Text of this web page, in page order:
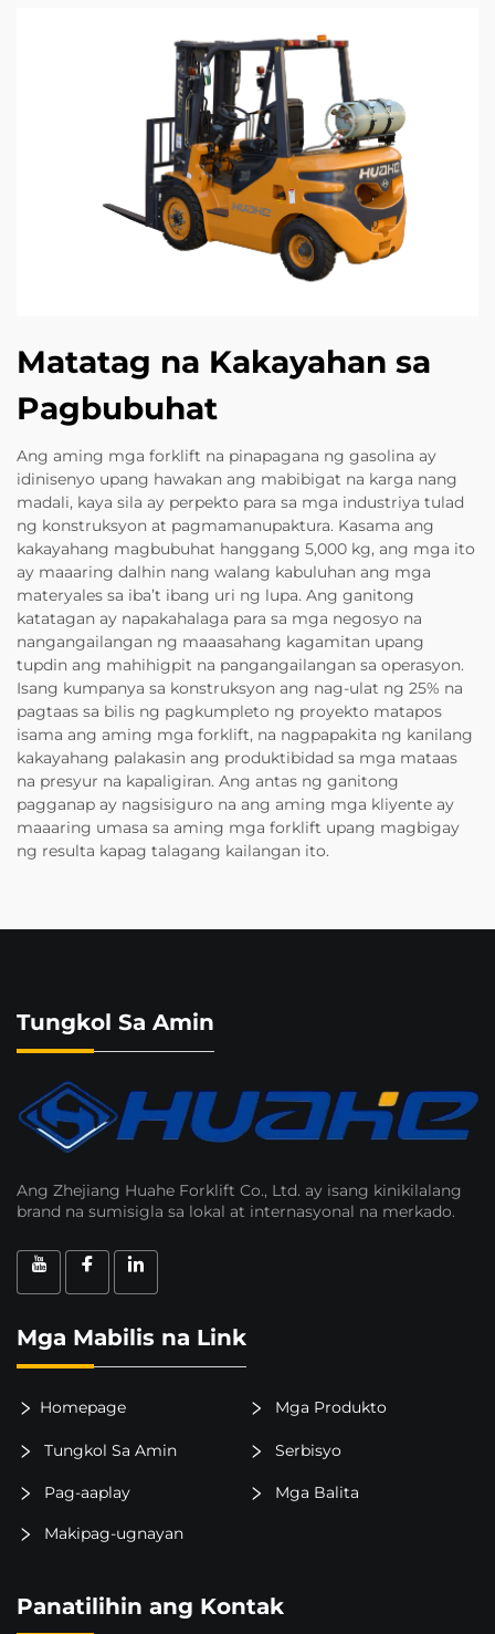
Matatag na Kakayahan sa
Pagbubuhat
Ang aming mga forklift na pinapagana ng gasolina ay
idinisenyo upang hawakan ang mabibigat na karga nang
madali, kaya sila ay perpekto para sa mga industriya tulad
ng konstruksyon at pagmamanupaktura. Kasama ang
kakayahang magbubuhat hanggang 5,000 kg, ang mga ito
ay maaaring dalhin nang walang kabuluhan ang mga
materyales sa iba’t ibang uri ng lupa. Ang ganitong
katatagan ay napakahalaga para sa mga negosyo na
nangangailangan ng maaasahang kagamitan upang
tupdin ang mahihigpit na pangangailangan sa operasyon.
Isang kumpanya sa konstruksyon ang nag-ulat ng 25% na
pagtaas sa bilis ng pagkumpleto ng proyekto matapos
isama ang aming mga forklift, na nagpapakita ng kanilang
kakayahang palakasin ang produktibidad sa mga mataas
na presyur na kapaligiran. Ang antas ng ganitong
pagganap ay nagsisiguro na ang aming mga kliyente ay
maaaring umasa sa aming mga forklift upang magbigay
ng resulta kapag talagang kailangan ito.
Tungkol Sa Amin
Ang Zhejiang Huahe Forklift Co., Ltd. ay isang kinikilalang
brand na sumisigla sa lokal at internasyonal na merkado.
Mga Mabilis na Link
Homepage Mga Produkto
Tungkol Sa Amin Serbisyo
Pag-aaplay Mga Balita
Makipag-ugnayan
Panatilihin ang Kontak